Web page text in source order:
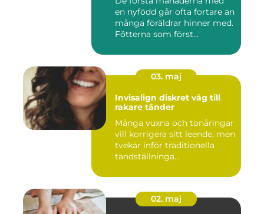
en nyfödd går ofta fortare än
många föräldrar hinner med.
Fötterna som först...
03. maj
Invisalign diskret väg till
rakare tänder
Många vuxna och tonåringar
vill korrigera sitt leende, men
tvekar inför traditionella
tandställninga...
02. maj